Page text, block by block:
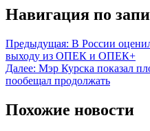
Навигация по
Предыдущая: В России
выходу из ОПЕК и ОПЕК+
Далее: Мэр Курска показал
пообещал продолжать
Похожие новости